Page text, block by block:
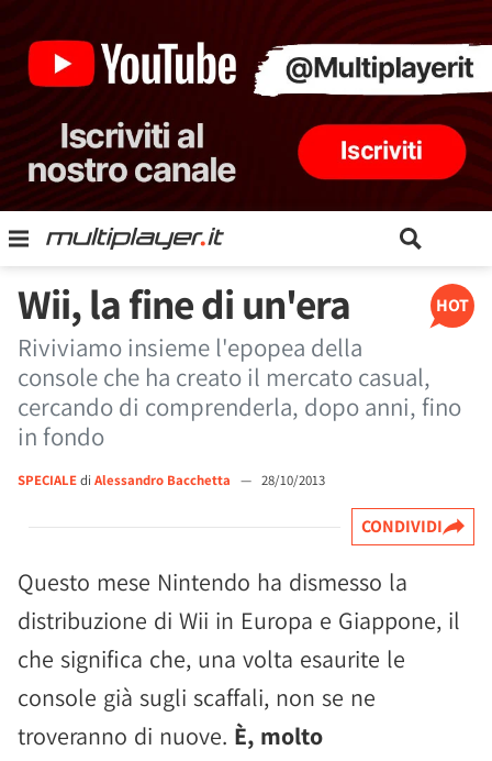
HOT
Wii, la fine di un'era
Riviviamo insieme l'epopea della
console che ha creato il mercato casual,
cercando di comprenderla, dopo anni, fino
in fondo
SPECIALEdi Alessandro Bacchetta — 28/10/2013
CONDIVIDI
Questo mese Nintendo ha dismesso la
distribuzione di Wii in Europa e Giappone, il
che significa che, una volta esaurite le
console già sugli scaffali, non se ne
troveranno di nuove. È, molto